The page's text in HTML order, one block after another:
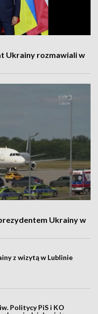
Ukrainy rozmawiali w
Ukrainy w
z wizytą w Lublinie
Politycy PiS i KO